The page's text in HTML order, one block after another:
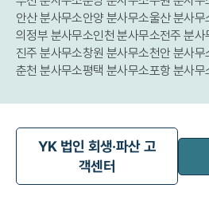
안산 분사무소안양 분사무소울산 분사무
의정부 분사무소인천 분사무소전주 분사
진주 분사무소창원 분사무소천안 분사무
춘천 분사무소평택 분사무소포항 분사무
YK 법인 회생·파산 고
객센터